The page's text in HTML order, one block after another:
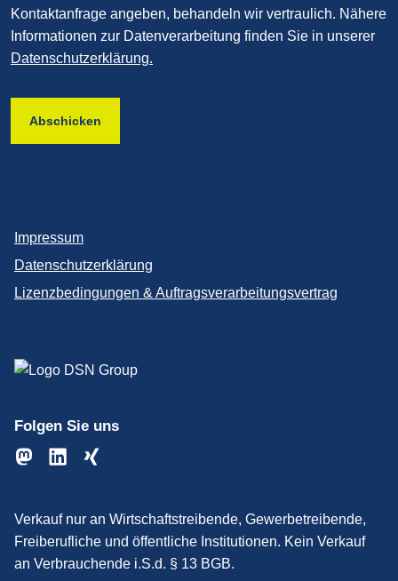
Kontaktanfrage angeben, behandeln wir vertraulich. Nähere
Informationen zur Datenverarbeitung finden Sie in unserer
Datenschutzerklärung.
Abschicken
Impressum
Datenschutzerklärung
Lizenzbedingungen & Auftragsverarbeitungsvertrag
Folgen Sie uns
Verkauf nur an Wirtschaftstreibende, Gewerbetreibende,
Freiberufliche und öffentliche Institutionen. Kein Verkauf
an Verbrauchende i.S.d. § 13 BGB.